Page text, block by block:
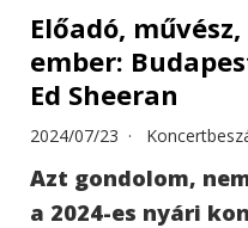
Előadó,
ember:
Ed Sheeran
2024/07/23 ·
Azt gondolom,
a 2024-es nyári